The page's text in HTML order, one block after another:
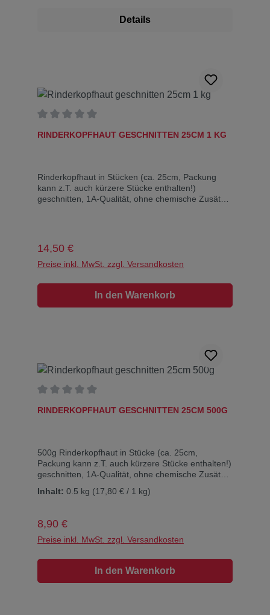
Details
RINDERKOPFHAUT GESCHNITTEN 25CM 1 KG
Rinderkopfhaut in Stücken (ca. 25cm, Packung
kann z.T. auch kürzere Stücke enthalten!)
geschnitten, 1A-Qualität, ohne chemische Zusätze
92,6%, Rohfett 6%, Rohasche: 0,9%, Feuchtigkeit
6,9%
Regulärer Preis:
14,50 €
Preise inkl. MwSt. zzgl. Versandkosten
In den Warenkorb
RINDERKOPFHAUT GESCHNITTEN 25CM 500G
500g Rinderkopfhaut in Stücke (ca. 25cm,
Packung kann z.T. auch kürzere Stücke enthalten!)
geschnitten, 1A-Qualität, ohne chemische Zusätze
Sorgt für langes Knabbervergnügen, da ziemlich
92,6%, Rohfett 6%, Rohasche: 0,9%, Feuchtigkeit
6,9%
Inhalt: 0.5 kg (17,80 € / 1 kg)
Regulärer Preis:
8,90 €
Preise inkl. MwSt. zzgl. Versandkosten
In den Warenkorb